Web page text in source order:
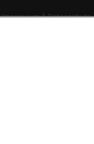
Impressum|Datenschutz